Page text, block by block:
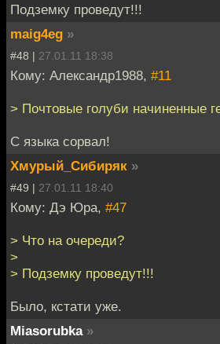
Подземку проведут!!!
maig4eg »
#48 | 27.01.11 18:38
Кому: Александр1988, #11
> Почтовые голуби начиненные
С языка сорвал!
Хмурый_Сибиряк »
#49 | 27.01.11 18:40
Кому: Дэ Юра, #47
> Что на очереди?
>
> Подземку проведут!!!
Было, кстати уже.
Miasorubka »